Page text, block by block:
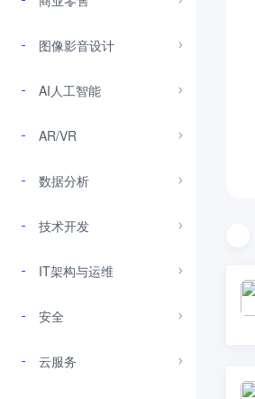
图像影音设计
AI人工智能
AR/VR
数据分析
技术开发
IT架构与运维
安全
云服务